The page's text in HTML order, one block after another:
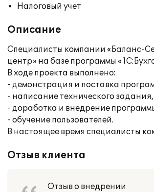
Налоговый учет
Описание
Специалисты компании «Баланс-
центр» на базе программы
В ходе проекта выполнено:
- демонстрация и поставка
- написание технического задания,
- доработка и внедрение
- обучение пользователей.
В настоящее время специалисты
Отзыв клиента
Отзыв о внедрении